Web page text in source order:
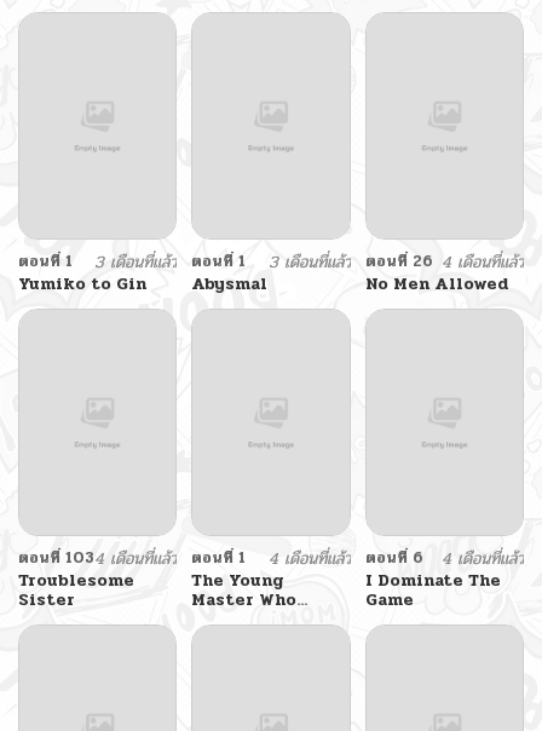
ตอนที่ 1
3 เดือนที่แล้ว
Yumiko to Gin
ตอนที่ 1
3 เดือนที่แล้ว
Abysmal
ตอนที่ 26 4 เดือนที่แล้ว
No Men Allowed
ตอนที่ 1034 เดือนที่แล้ว
Troublesome
Sister
ตอนที่ 1
4 เดือนที่แล้ว
The Young
Master Who
Wants to Be a
Lady
ตอนที่ 6
4 เดือนที่แล้ว
I Dominate The
Game